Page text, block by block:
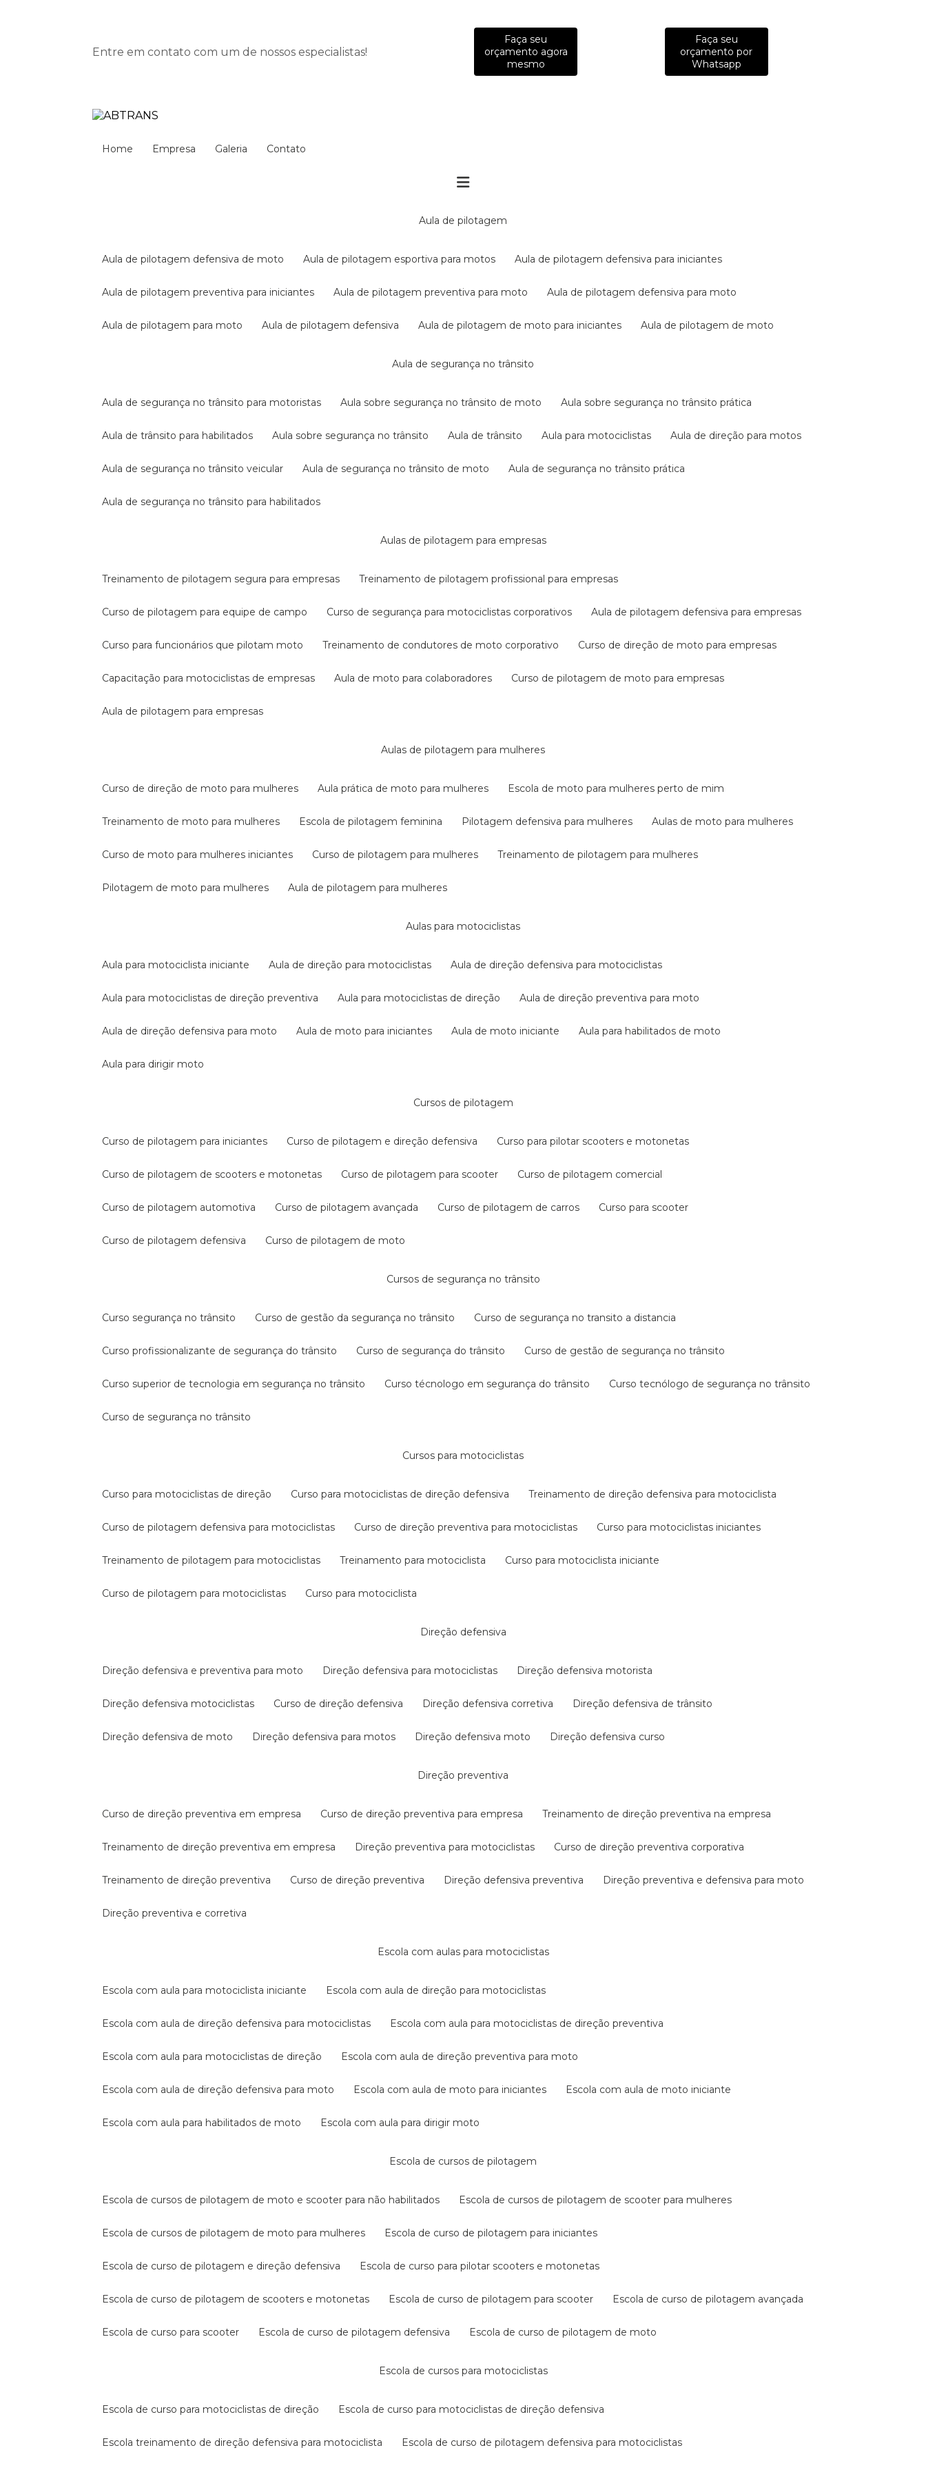
Entre em contato com um de nossos especialistas!
Faça seu
orçamento agora
mesmo
Faça seu
orçamento por
Whatsapp
Home Empresa Galeria Contato
aula de pilotagem
aula de pilotagem defensiva de moto aula de pilotagem esportiva para motos aula de pilotagem defensiva para iniciantes
aula de pilotagem preventiva para iniciantes aula de pilotagem preventiva para moto aula de pilotagem defensiva para moto
aula de pilotagem para moto aula de pilotagem defensiva aula de pilotagem de moto para iniciantes aula de pilotagem de moto
aula de segurança no trânsito
aula de segurança no trânsito para motoristas aula sobre segurança no trânsito de moto aula sobre segurança no trânsito prática
aula de trânsito para habilitados aula sobre segurança no trânsito aula de trânsito aula para motociclistas aula de direção para motos
aula de segurança no trânsito veicular aula de segurança no trânsito de moto aula de segurança no trânsito prática
aula de segurança no trânsito para habilitados
aulas de pilotagem para empresas
treinamento de pilotagem segura para empresas treinamento de pilotagem profissional para empresas
curso de pilotagem para equipe de campo curso de segurança para motociclistas corporativos aula de pilotagem defensiva para empresas
curso para funcionários que pilotam moto treinamento de condutores de moto corporativo curso de direção de moto para empresas
capacitação para motociclistas de empresas aula de moto para colaboradores curso de pilotagem de moto para empresas
aula de pilotagem para empresas
aulas de pilotagem para mulheres
curso de direção de moto para mulheres aula prática de moto para mulheres escola de moto para mulheres perto de mim
treinamento de moto para mulheres escola de pilotagem feminina pilotagem defensiva para mulheres aulas de moto para mulheres
curso de moto para mulheres iniciantes curso de pilotagem para mulheres treinamento de pilotagem para mulheres
pilotagem de moto para mulheres aula de pilotagem para mulheres
aulas para motociclistas
aula para motociclista iniciante aula de direção para motociclistas aula de direção defensiva para motociclistas
aula para motociclistas de direção preventiva aula para motociclistas de direção aula de direção preventiva para moto
aula de direção defensiva para moto aula de moto para iniciantes aula de moto iniciante aula para habilitados de moto
aula para dirigir moto
cursos de pilotagem
curso de pilotagem para iniciantes curso de pilotagem e direção defensiva curso para pilotar scooters e motonetas
curso de pilotagem de scooters e motonetas curso de pilotagem para scooter curso de pilotagem comercial
curso de pilotagem automotiva curso de pilotagem avançada curso de pilotagem de carros curso para scooter
curso de pilotagem defensiva curso de pilotagem de moto
cursos de segurança no trânsito
curso segurança no trânsito curso de gestão da segurança no trânsito curso de segurança no transito a distancia
curso profissionalizante de segurança do trânsito curso de segurança do trânsito curso de gestão de segurança no trânsito
curso superior de tecnologia em segurança no trânsito curso técnologo em segurança do trânsito curso tecnólogo de segurança no trânsito
curso de segurança no trânsito
cursos para motociclistas
curso para motociclistas de direção curso para motociclistas de direção defensiva treinamento de direção defensiva para motociclista
curso de pilotagem defensiva para motociclistas curso de direção preventiva para motociclistas curso para motociclistas iniciantes
treinamento de pilotagem para motociclistas treinamento para motociclista curso para motociclista iniciante
curso de pilotagem para motociclistas curso para motociclista
direção defensiva
direção defensiva e preventiva para moto direção defensiva para motociclistas direção defensiva motorista
direção defensiva motociclistas curso de direção defensiva direção defensiva corretiva direção defensiva de trânsito
direção defensiva de moto direção defensiva para motos direção defensiva moto direção defensiva curso
direção preventiva
curso de direção preventiva em empresa curso de direção preventiva para empresa treinamento de direção preventiva na empresa
treinamento de direção preventiva em empresa direção preventiva para motociclistas curso de direção preventiva corporativa
treinamento de direção preventiva curso de direção preventiva direção defensiva preventiva direção preventiva e defensiva para moto
direção preventiva e corretiva
escola com aulas para motociclistas
escola com aula para motociclista iniciante escola com aula de direção para motociclistas
escola com aula de direção defensiva para motociclistas escola com aula para motociclistas de direção preventiva
escola com aula para motociclistas de direção escola com aula de direção preventiva para moto
escola com aula de direção defensiva para moto escola com aula de moto para iniciantes escola com aula de moto iniciante
escola com aula para habilitados de moto escola com aula para dirigir moto
escola de cursos de pilotagem
escola de cursos de pilotagem de moto e scooter para não habilitados escola de cursos de pilotagem de scooter para mulheres
escola de cursos de pilotagem de moto para mulheres escola de curso de pilotagem para iniciantes
escola de curso de pilotagem e direção defensiva escola de curso para pilotar scooters e motonetas
escola de curso de pilotagem de scooters e motonetas escola de curso de pilotagem para scooter escola de curso de pilotagem avançada
escola de curso para scooter escola de curso de pilotagem defensiva escola de curso de pilotagem de moto
escola de cursos para motociclistas
escola de curso para motociclistas de direção escola de curso para motociclistas de direção defensiva
escola treinamento de direção defensiva para motociclista escola de curso de pilotagem defensiva para motociclistas